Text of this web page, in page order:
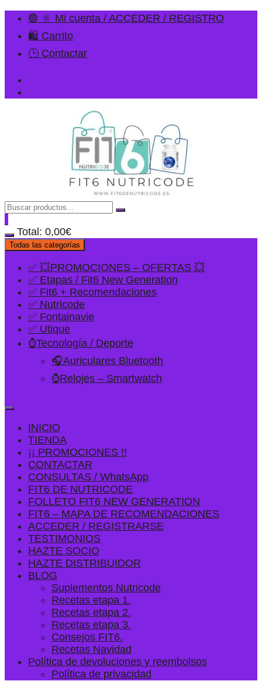
🟢 🔆 Mi cuenta / ACCEDER / REGISTRO
🛍️ Carrito
🕒 Contactar
Total: 0,00€
Todas las categorías
✅ 💥PROMOCIONES – OFERTAS 💥
✅ Etapas / Fit6 New Generation
✅ Fit6 + Recomendaciones
✅ Nutricode
✅ Fontainavie
✅ Utique
⌚Tecnología / Deporte
🎧Auriculares Bluetooth
⌚Relojes – Smartwatch
INICIO
TIENDA
¡¡ PROMOCIONES !!
CONTACTAR
CONSULTAS / WhatsApp
FIT6 DE NUTRICODE
FOLLETO FIT6 NEW GENERATION
FIT6 – MAPA DE RECOMENDACIONES
ACCEDER / REGISTRARSE
TESTIMONIOS
HAZTE SOCIO
HAZTE DISTRIBUIDOR
BLOG
Suplementos Nutricode
Recetas etapa 1.
Recetas etapa 2.
Recetas etapa 3.
Consejos FIT6.
Recetas Navidad
Política de devoluciones y reembolsos
Política de privacidad